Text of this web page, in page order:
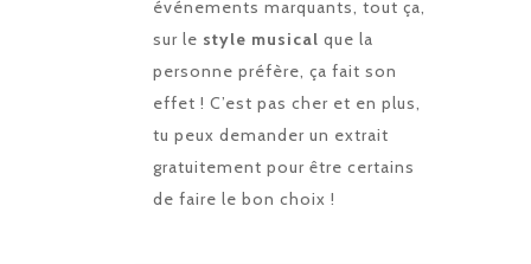
événements marquants, tout ça,
sur le style musical que la
personne préfère, ça fait son
effet ! C’est pas cher et en plus,
tu peux demander un extrait
gratuitement pour être certains
de faire le bon choix !